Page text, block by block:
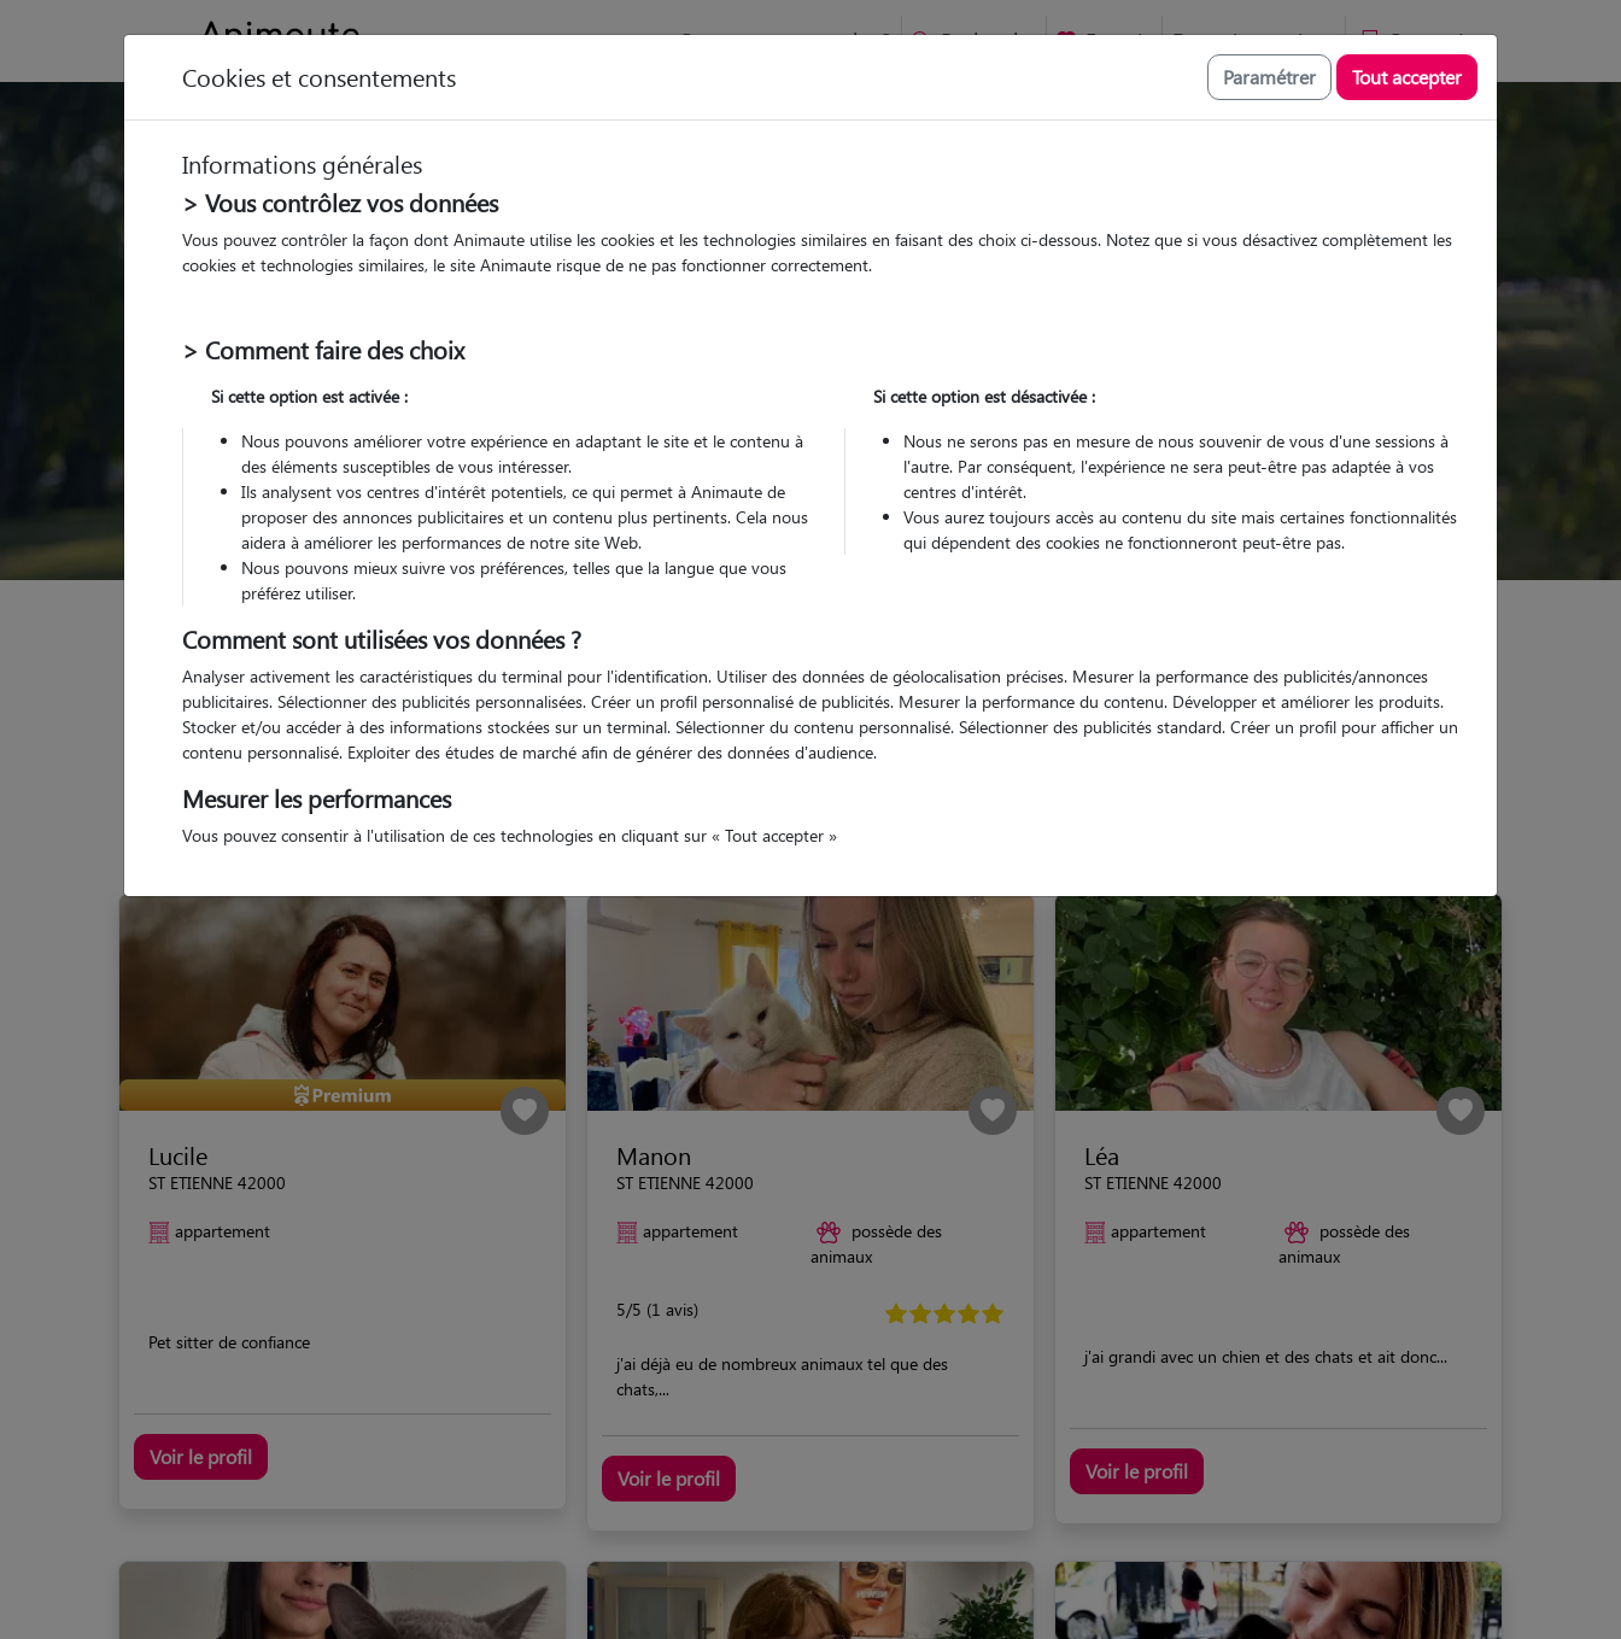
Comment ça marche ? Recherche Favoris Devenir pet sitter Connexion
Trouvez votre gardien idéal !
Parmi nospet sitters vérifiés chez le Pet Sitter
chez le Pet Sitter Visites
Visites
Pour quel animal ?
Trouver mon Pet Sitter
Garde animaux France Auvergne-Rhône-Alpes Loire
Lucile
ST ETIENNE 42000
appartement
Pet sitter de confiance
Voir le profil
Manon
ST ETIENNE 42000
appartement
possède des
animaux
5/5 (1 avis)
j'ai déjà eu de nombreux animaux tel que des
chats,...
Voir le profil
Léa
ST ETIENNE 42000
appartement
possède des
animaux
j'ai grandi avec un chien et des chats et ait donc...
Voir le profil
Cookies et consentements Paramétrer Tout accepter
Informations générales
> Vous contrôlez vos données
Vous pouvez contrôler la façon dont Animaute utilise les cookies et les technologies similaires en faisant des choix ci-dessous. Notez que si vous désactivez complètement les
cookies et technologies similaires, le site Animaute risque de ne pas fonctionner correctement.
> Comment faire des choix
Si cette option est activée :
Nous pouvons améliorer votre expérience en adaptant le site et le contenu à
des éléments susceptibles de vous intéresser.
Ils analysent vos centres d'intérêt potentiels, ce qui permet à Animaute de
proposer des annonces publicitaires et un contenu plus pertinents. Cela nous
aidera à améliorer les performances de notre site Web.
Nous pouvons mieux suivre vos préférences, telles que la langue que vous
préférez utiliser.
Si cette option est désactivée :
Nous ne serons pas en mesure de nous souvenir de vous d'une sessions à
l'autre. Par conséquent, l'expérience ne sera peut-être pas adaptée à vos
centres d'intérêt.
Vous aurez toujours accès au contenu du site mais certaines fonctionnalités
qui dépendent des cookies ne fonctionneront peut-être pas.
Comment sont utilisées vos données ?
Analyser activement les caractéristiques du terminal pour l'identification. Utiliser des données de géolocalisation précises. Mesurer la performance des publicités/annonces
publicitaires. Sélectionner des publicités personnalisées. Créer un profil personnalisé de publicités. Mesurer la performance du contenu. Développer et améliorer les produits.
Stocker et/ou accéder à des informations stockées sur un terminal. Sélectionner du contenu personnalisé. Sélectionner des publicités standard. Créer un profil pour afficher un
contenu personnalisé. Exploiter des études de marché afin de générer des données d'audience.
Mesurer les performances
Vous pouvez consentir à l'utilisation de ces technologies en cliquant sur « Tout accepter »